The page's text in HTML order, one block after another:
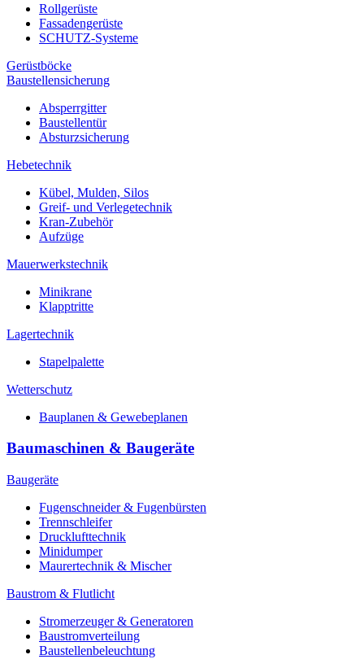
Rollgerüste
Fassadengerüste
SCHUTZ-Systeme
Gerüstböcke
Baustellensicherung
Absperrgitter
Baustellentür
Absturzsicherung
Hebetechnik
Kübel, Mulden, Silos
Greif- und Verlegetechnik
Kran-Zubehör
Aufzüge
Mauerwerkstechnik
Minikrane
Klapptritte
Lagertechnik
Stapelpalette
Wetterschutz
Bauplanen & Gewebeplanen
Baumaschinen & Baugeräte
Baugeräte
Fugenschneider & Fugenbürsten
Trennschleifer
Drucklufttechnik
Minidumper
Maurertechnik & Mischer
Baustrom & Flutlicht
Stromerzeuger & Generatoren
Baustromverteilung
Baustellenbeleuchtung